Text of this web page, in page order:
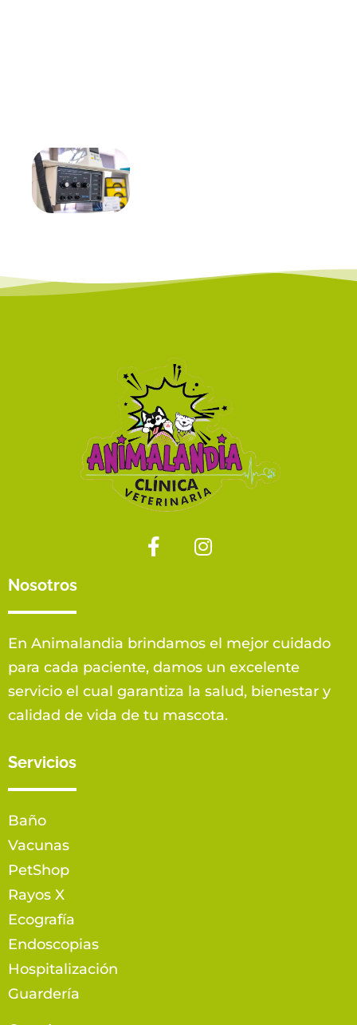
Nosotros
En Animalandia brindamos el mejor cuidado
para cada paciente, damos un excelente
servicio el cual garantiza la salud, bienestar y
calidad de vida de tu mascota.
Servicios
Baño
Vacunas
PetShop
Rayos X
Ecografía
Endoscopias
Hospitalización
Guardería